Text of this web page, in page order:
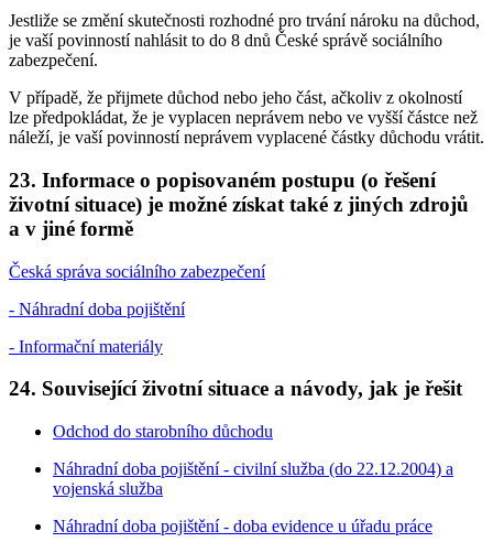
Jestliže se změní skutečnosti rozhodné pro trvání nároku na důchod,
je vaší povinností nahlásit to do 8 dnů České správě sociálního
zabezpečení.
V případě, že přijmete důchod nebo jeho část, ačkoliv z okolností
lze předpokládat, že je vyplacen neprávem nebo ve vyšší částce než
náleží, je vaší povinností neprávem vyplacené částky důchodu vrátit.
23. Informace o popisovaném postupu (o řešení
životní situace) je možné získat také z jiných zdrojů
a v jiné formě
Česká správa sociálního zabezpečení
- Náhradní doba pojištění
- Informační materiály
24. Související životní situace a návody, jak je řešit
Odchod do starobního důchodu
Náhradní doba pojištění - civilní služba (do 22.12.2004) a
vojenská služba
Náhradní doba pojištění - doba evidence u úřadu práce